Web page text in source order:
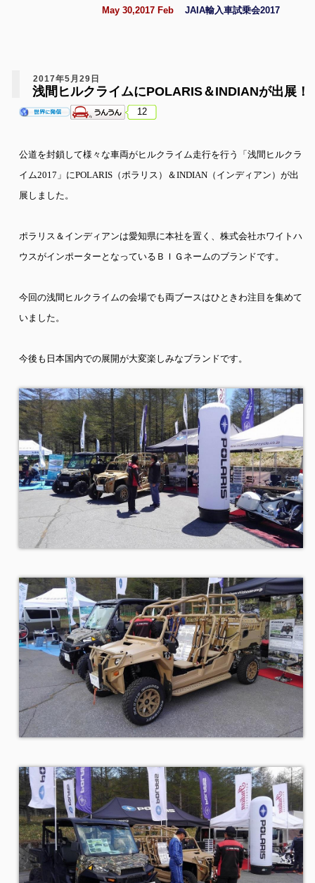
May 30,2017 Feb JAIA輸入車試乗会2017
2017年5月29日
浅間ヒルクライムにPOLARIS＆INDIANが出展！
12
公道を封鎖して様々な車両がヒルクライム走行を行う「浅間ヒルクラ
イム2017」にPOLARIS（ポラリス）＆INDIAN（インディアン）が出
展しました。
ポラリス＆インディアンは愛知県に本社を置く、株式会社ホワイトハ
ウスがインポーターとなっているＢＩＧネームのブランドです。
今回の浅間ヒルクライムの会場でも両ブースはひときわ注目を集めて
いました。
今後も日本国内での展開が大変楽しみなブランドです。